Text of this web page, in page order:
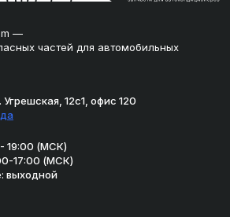
—
частей для автомобильных
Угрешская, 12с1, офис 120
19:00 (МСК)
17:00 (МСК)
выходной